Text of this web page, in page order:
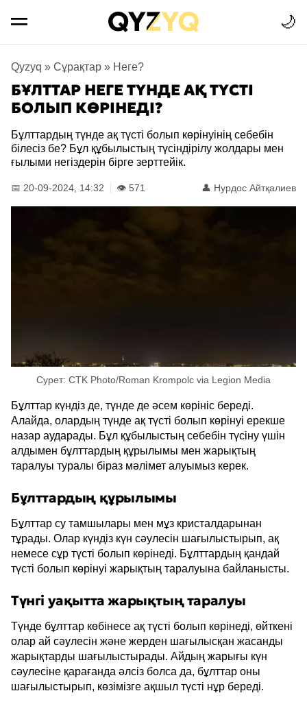
🌙
Qyzyq » Сұрақтар » Неге?
БҰЛТТАР НЕГЕ ТҮНДЕ АҚ ТҮСТІ
БОЛЫП КӨРІНЕДІ?
Бұлттардың түнде ақ түсті болып көрінуінің себебін
білесіз бе? Бұл құбылыстың түсіндірілу жолдары мен
ғылыми негіздерін бірге зерттейік.
📅 20-09-2024, 14:32 👁️ 571 👤 Нурдос Айтқалиев
Сурет: CTK Photo/Roman Krompolc via Legion Media
Бұлттар күндіз де, түнде де әсем көрініс береді.
Алайда, олардың түнде ақ түсті болып көрінуі ерекше
назар аударады. Бұл құбылыстың себебін түсіну үшін
алдымен бұлттардың құрылымы мен жарықтың
таралуы туралы біраз мәлімет алуымыз керек.
Бұлттардың құрылымы
Бұлттар су тамшылары мен мұз кристалдарынан
тұрады. Олар күндіз күн сәулесін шағылыстырып, ақ
немесе сұр түсті болып көрінеді. Бұлттардың қандай
түсті болып көрінуі жарықтың таралуына байланысты.
Түнгі уақытта жарықтың таралуы
Түнде бұлттар көбінесе ақ түсті болып көрінеді, өйткені
олар ай сәулесін және жерден шағылысқан жасанды
жарықтарды шағылыстырады. Айдың жарығы күн
сәулесіне қарағанда әлсіз болса да, бұлттар оны
шағылыстырып, көзімізге ақшыл түсті нұр береді.